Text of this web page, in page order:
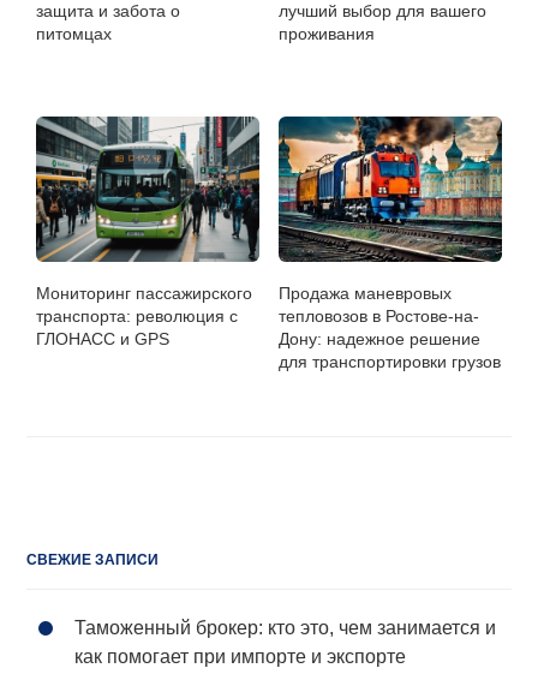
защита и забота о
питомцах
лучший выбор для вашего
проживания
Мониторинг пассажирского
транспорта: революция с
ГЛОНАСС и GPS
Продажа маневровых
тепловозов в Ростове-на-
Дону: надежное решение
для транспортировки грузов
СВЕЖИЕ ЗАПИСИ
Таможенный брокер: кто это, чем занимается и
как помогает при импорте и экспорте